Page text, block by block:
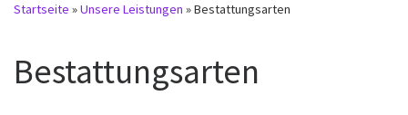
Startseite »Unsere Leistungen »Bestattungsarten
Bestattungsarten